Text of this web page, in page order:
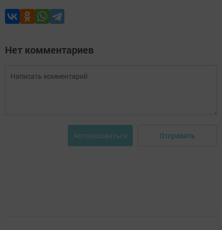
Нет комментариев
Авторизоваться Отправить